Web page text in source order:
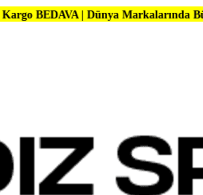
| Dünya Markalarında Büyük İndirimler